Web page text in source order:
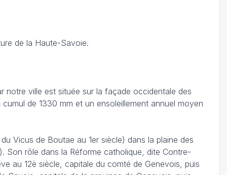
de la Haute-Savoie.
notre ville est située sur la façade occidentale des
de 1330 mm et un ensoleillement annuel moyen
Vicus de Boutae au 1er siècle) dans la plaine des
Son rôle dans la Réforme catholique, dite Contre-
au 12è siècle, capitale du comté de Genevois, puis